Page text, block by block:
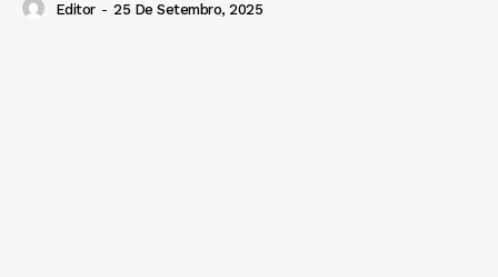
Editor - 25 De Setembro, 2025